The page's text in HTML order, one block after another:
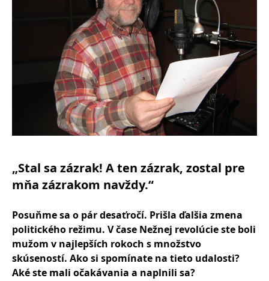
„Stal sa zázrak! A ten zázrak, zostal pre
mňa zázrakom navždy.“
Posuňme sa o pár desaťročí. Prišla ďalšia zmena
politického režimu. V čase Nežnej revolúcie ste boli
mužom v najlepších rokoch s množstvo
skúseností. Ako si spomínate na tieto udalosti?
Aké ste mali očakávania a naplnili sa?